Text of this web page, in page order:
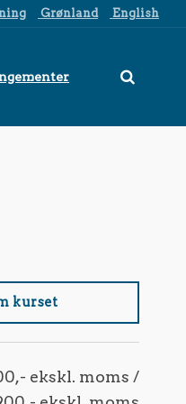
Grønland English
kurset
ekskl. moms /